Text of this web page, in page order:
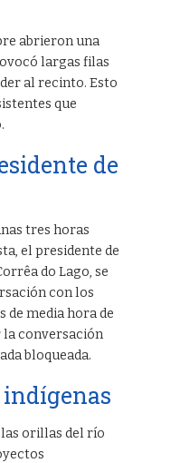
abrieron una
largas filas
al recinto. Esto
que
de
tres horas
el presidente de
do Lago, se
con los
de media hora de
conversación
bloqueada.
indígenas
orillas del río